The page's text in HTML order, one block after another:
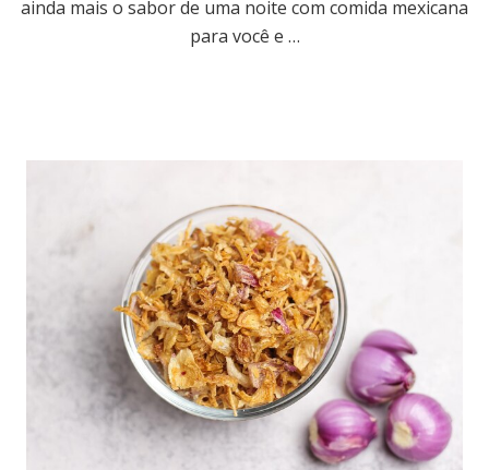
ainda mais o sabor de uma noite com comida mexicana
para você e …